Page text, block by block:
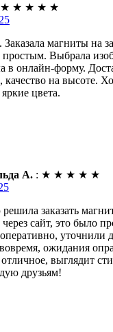
★ ★ ★ ★ ★
Заказала магниты на
простым. Выбрала
в онлайн-форму.
качество на высоте.
цвета.
А. : ★ ★ ★ ★ ★
решила заказать
через сайт, это было
уточнили
ожидания
выглядит
друзьям!